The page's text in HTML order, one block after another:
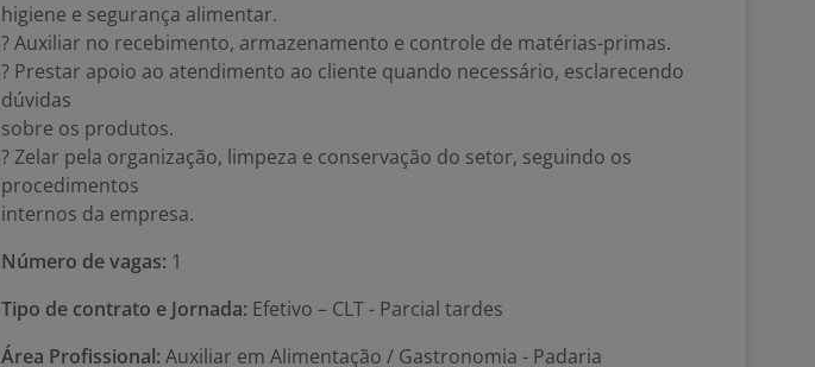
higiene e segurança alimentar.
? Auxiliar no recebimento, armazenamento e controle de matérias-primas.
? Prestar apoio ao atendimento ao cliente quando necessário, esclarecendo
dúvidas
sobre os produtos.
? Zelar pela organização, limpeza e conservação do setor, seguindo os
procedimentos
internos da empresa.
Número de vagas: 1
Tipo de contrato e Jornada: Efetivo – CLT - Parcial tardes
Área Profissional: Auxiliar em Alimentação / Gastronomia - Padaria